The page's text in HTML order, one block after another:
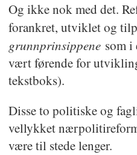
Og ikke nok med det.
forankret, utviklet og
grunnprinsippenesom i
vært førende for
tekstboks).
Disse to politiske og
vellykket
være til stede lenger.